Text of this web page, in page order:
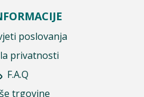
poslovanja
privatnosti
F.A.Q
trgovine